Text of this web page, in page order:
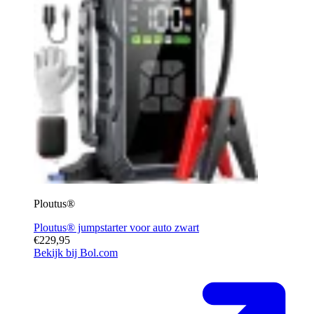
Ploutus®
Ploutus® jumpstarter voor auto zwart
€229,95
Bekijk bij Bol.com